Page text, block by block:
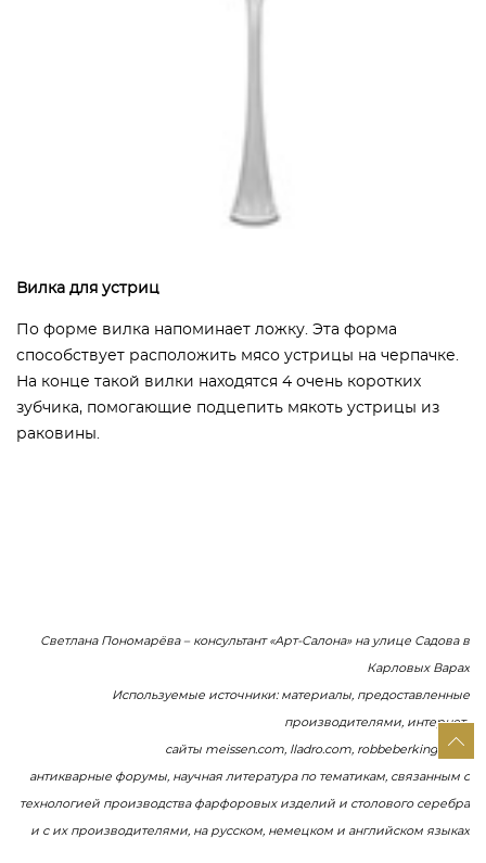
Вилка для устриц
По форме вилка напоминает ложку. Эта форма
способствует расположить мясо устрицы на черпачке.
На конце такой вилки находятся 4 очень коротких
зубчика, помогающие подцепить мякоть устрицы из
раковины.
Светлана Пономарёва – консультант «Арт-Салона» на улице Садова в
Карловых Варах
Используемые источники: материалы, предоставленные
производителями, интернет-
сайты meissen.com, lladro.com, robbeberking.com,
антикварные форумы, научная литература по тематикам, связанным с
технологией производства фарфоровых изделий и столового серебра
и с их производителями, на русском, немецком и английском языках